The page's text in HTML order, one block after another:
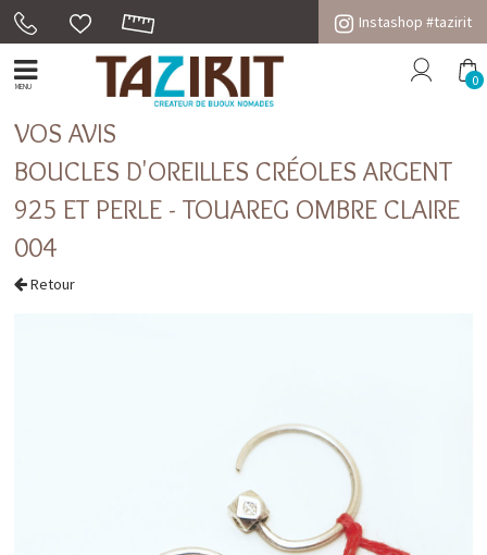
Instashop #tazirit
MENU 0
VOS AVIS
BOUCLES D'OREILLES CRÉOLES ARGENT
925 ET PERLE - TOUAREG OMBRE CLAIRE
004
Retour